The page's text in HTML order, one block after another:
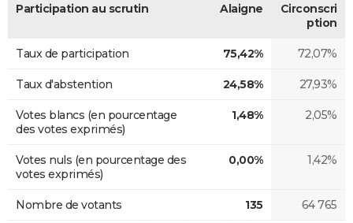
Participation au scrutin Alaigne
Circonscri
ption
Taux de participation 75,42% 72,07%
Taux d'abstention 24,58% 27,93%
Votes blancs (en pourcentage
des votes exprimés)
1,48% 2,05%
Votes nuls (en pourcentage des
votes exprimés)
0,00% 1,42%
Nombre de votants 135 64 765